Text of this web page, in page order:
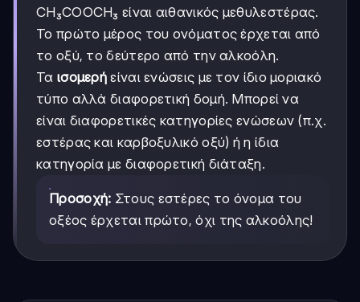
CH₃COOCH₃ είναι αιθανικός μεθυλεστέρας.
Το πρώτο μέρος του ονόματος έρχεται από
το οξύ, το δεύτερο από την αλκοόλη.
Τα ισομερή είναι ενώσεις με τον ίδιο μοριακό
τύπο αλλά διαφορετική δομή. Μπορεί να
είναι διαφορετικές κατηγορίες ενώσεων (π.χ.
εστέρας και καρβοξυλικό οξύ) ή η ίδια
κατηγορία με διαφορετική διάταξη.
Προσοχή: Στους εστέρες το όνομα του
οξέος έρχεται πρώτο, όχι της αλκοόλης!